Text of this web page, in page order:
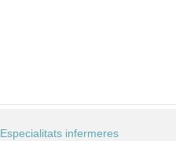
Especialitats infermeres